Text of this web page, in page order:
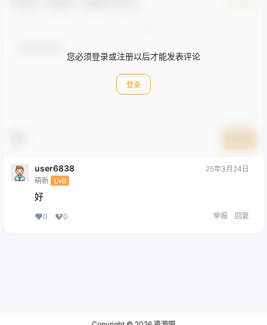
您必须登录或注册以后才能发表评论
登录
user6838
萌新 Lv0
25年3月24日
好
0 0 举报 回复